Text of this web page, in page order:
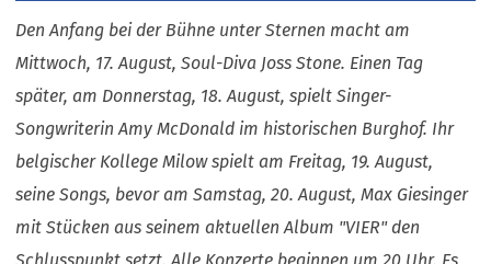
Den Anfang bei der Bühne unter Sternen macht am
Mittwoch, 17. August, Soul-Diva Joss Stone. Einen Tag
später, am Donnerstag, 18. August, spielt Singer-
Songwriterin Amy McDonald im historischen Burghof. Ihr
belgischer Kollege Milow spielt am Freitag, 19. August,
seine Songs, bevor am Samstag, 20. August, Max Giesinger
mit Stücken aus seinem aktuellen Album "VIER" den